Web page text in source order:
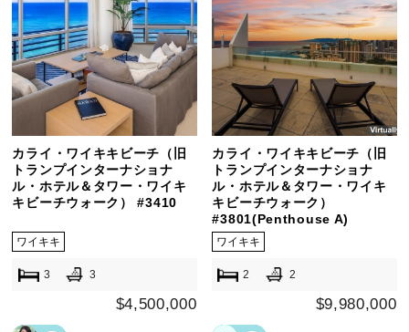
カライ・ワイキキビーチ（旧
トランプインターナショナ
ル・ホテル＆タワー・ワイキ
キビーチウォーク） #3410
ワイキキ
3 3
$4,500,000
カライ・ワイキキビーチ（旧
トランプインターナショナ
ル・ホテル＆タワー・ワイキ
キビーチウォーク）
#3801(Penthouse A)
ワイキキ
2 2
$9,980,000